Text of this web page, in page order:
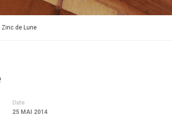
Zinc de Lune
Date
25 MAI 2014